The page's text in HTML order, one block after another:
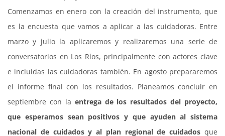
Comenzamos en enero con la creación del instrumento, que
es la encuesta que vamos a aplicar a las cuidadoras. Entre
marzo y julio la aplicaremos y realizaremos una serie de
conversatorios en Los Ríos, principalmente con actores clave
e incluidas las cuidadoras también. En agosto prepararemos
el informe final con los resultados. Planeamos concluir en
septiembre con la entrega de los resultados del proyecto,
que esperamos sean positivos y que ayuden al sistema
nacional de cuidados y al plan regional de cuidados que